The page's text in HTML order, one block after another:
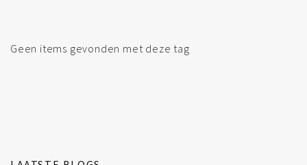
Geen items gevonden met deze tag